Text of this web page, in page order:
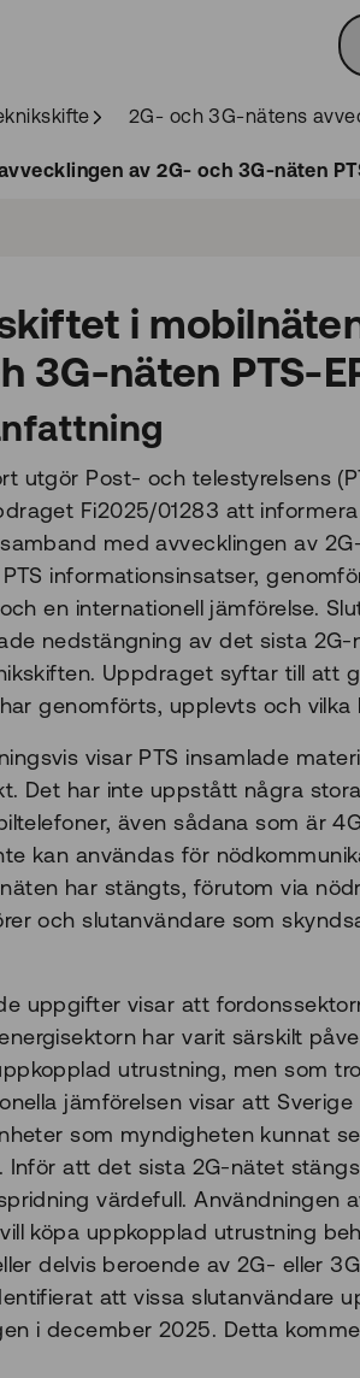
2G- och 3G-nätens
av 2G- och 3G-näten
i
3G-näten PTS-
utgör Post- och telestyrelsens
Fi2025/01283 att
samband med avvecklingen av
PTS informationsinsatser,
en internationell jämförelse.
nedstängning av det sista
Uppdraget syftar till att
har genomförts, upplevts och
visar PTS insamlade
Det har inte uppstått några
även sådana som är
kan användas för
näten har stängts, förutom via
och slutanvändare som
uppgifter visar att
energisektorn har varit särskilt
utrustning, men som
jämförelsen visar att
som myndigheten kunnat
Inför att det sista 2G-nätet
värdefull.
vill köpa uppkopplad utrustning
delvis beroende av 2G- eller
att vissa slutanvändare
i december 2025. Detta